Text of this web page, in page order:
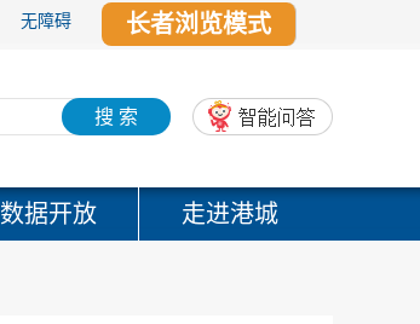
无障碍 长者浏览模式
搜 索
数据开放 走进港城